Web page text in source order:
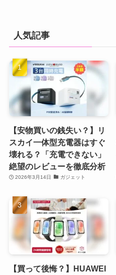
人気記事
【安物買いの銭失い？】リ
スカイ一体型充電器はすぐ
壊れる？「充電できない」
絶望のレビューを徹底分析
2026年3月14日 ガジェット
【買って後悔？】HUAWEI